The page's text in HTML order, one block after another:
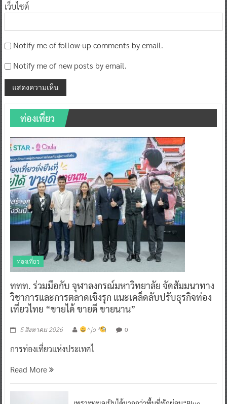
เว็บไซต์
Notify me of follow-up comments by email.
Notify me of new posts by email.
ท่องเที่ยว
ท่องเที่ยว
ททท. ร่วมมือกับ จุฬาลงกรณ์มหาวิทยาลัย จัดสัมมนาทาง
วิชาการและการตลาดเชิงรุก แนะเคล็ดลับปรับธุรกิจท่อง
เที่ยวไทย “ขายได้ ขายดี ขายนาน”
5 สิงหาคม 2026 ^ jo ^ 0
การท่องเที่ยวแห่งประเทศไ
Read More